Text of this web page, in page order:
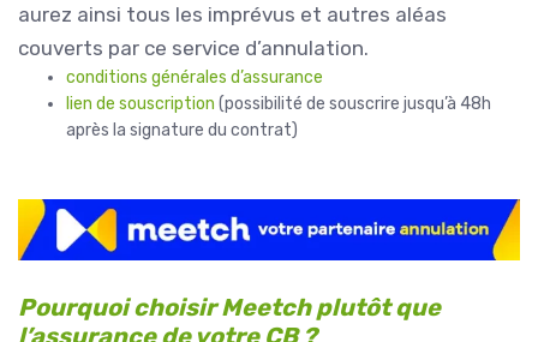
aurez ainsi tous les imprévus et autres aléas
couverts par ce service d’annulation.
conditions générales d’assurance
lien de souscription (possibilité de souscrire jusqu’à 48h
après la signature du contrat)
Pourquoi choisir Meetch plutôt que
l’assurance de votre CB ?